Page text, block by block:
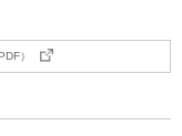
）